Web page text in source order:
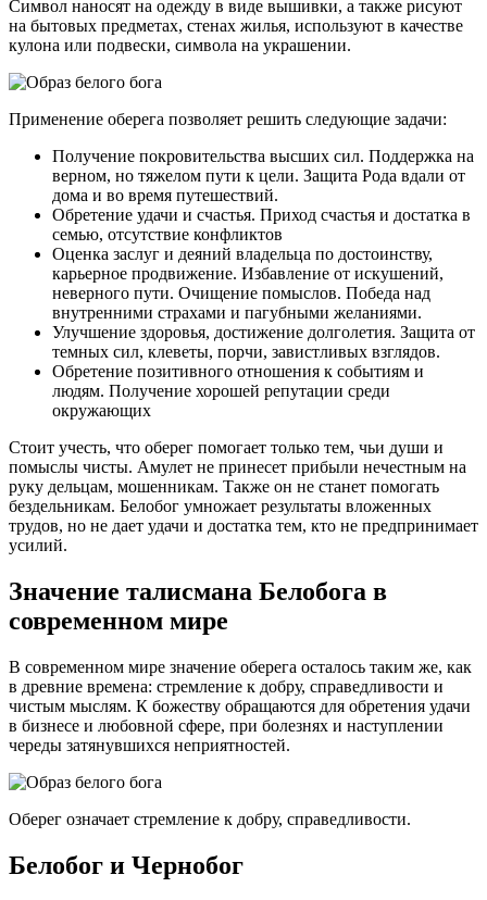
Символ наносят на одежду в виде вышивки, а также рисуют
на бытовых предметах, стенах жилья, используют в качестве
кулона или подвески, символа на украшении.
Применение оберега позволяет решить следующие задачи:
Получение покровительства высших сил. Поддержка на
верном, но тяжелом пути к цели. Защита Рода вдали от
дома и во время путешествий.
Обретение удачи и счастья. Приход счастья и достатка в
семью, отсутствие конфликтов
Оценка заслуг и деяний владельца по достоинству,
карьерное продвижение. Избавление от искушений,
неверного пути. Очищение помыслов. Победа над
внутренними страхами и пагубными желаниями.
Улучшение здоровья, достижение долголетия. Защита от
темных сил, клеветы, порчи, завистливых взглядов.
Обретение позитивного отношения к событиям и
людям. Получение хорошей репутации среди
окружающих
Стоит учесть, что оберег помогает только тем, чьи души и
помыслы чисты. Амулет не принесет прибыли нечестным на
руку дельцам, мошенникам. Также он не станет помогать
бездельникам. Белобог умножает результаты вложенных
трудов, но не дает удачи и достатка тем, кто не предпринимает
усилий.
Значение талисмана Белобога в
современном мире
В современном мире значение оберега осталось таким же, как
в древние времена: стремление к добру, справедливости и
чистым мыслям. К божеству обращаются для обретения удачи
в бизнесе и любовной сфере, при болезнях и наступлении
череды затянувшихся неприятностей.
Оберег означает стремление к добру, справедливости.
Белобог и Чернобог